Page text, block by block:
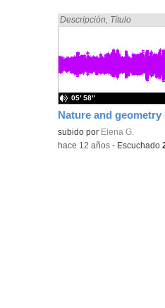
Nature and geometry
Encontrado «3ESO» en:
Descripción Título
subido por Elena G.
05′ 58″
-hace 12 años - Escuchado